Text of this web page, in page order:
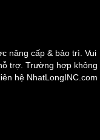
nâng cấp & bảo trì. Vui
trợ. Trường hợp không
hệ NhatLongINC.com